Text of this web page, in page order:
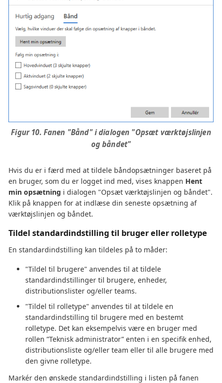
Figur 10. Fanen "Bånd" i dialogen "Opsæt værktøjslinjen
og båndet"
Hvis du er i færd med at tildele båndopsætninger baseret på
en bruger, som du er logget ind med, vises knappen Hent
min opsætning i dialogen "Opsæt værktøjslinjen og båndet".
Klik på knappen for at indlæse din seneste opsætning af
værktøjslinjen og båndet.
Tildel standardindstilling til bruger eller rolletype
En standardindstilling kan tildeles på to måder:
"Tildel til brugere" anvendes til at tildele
standardindstillinger til brugere, enheder,
distributionslister og/eller teams.
"Tildel til rolletype" anvendes til at tildele en
standardindstilling til brugere med en bestemt
rolletype. Det kan eksempelvis være en bruger med
rollen ”Teknisk administrator” enten i en specifik enhed,
distributionsliste og/eller team eller til alle brugere med
den givne rolletype.
Markér den ønskede standardindstilling i listen på fanen